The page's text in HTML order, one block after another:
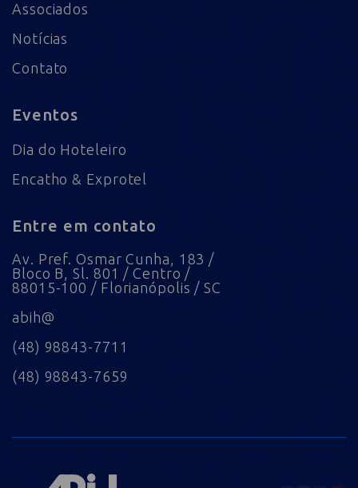
Associados
Notícias
Contato
Eventos
Dia do Hoteleiro
Encatho & Exprotel
Entre em contato
Av. Pref. Osmar Cunha, 183 /
Bloco B, Sl. 801 / Centro /
88015-100 / Florianópolis / SC
abih@
(48) 98843-7711
(48) 98843-7659